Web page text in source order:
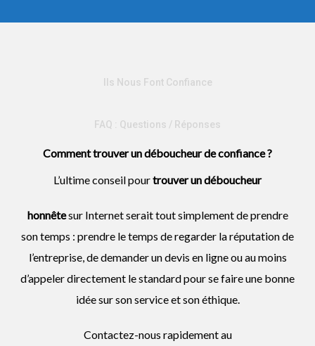
Ils Nous Font Confiance
FAQ : Questions / Réponses
Comment trouver un déboucheur de confiance ?
L’ultime conseil pourtrouver undéboucheur
honnêtesur Internet serait tout simplement de prendre
son temps : prendre le temps de regarder la réputation de
l’entreprise, de demander un devis en ligne ou au moins
d’appeler directement le standard pour se faire une bonne
idée sur son service et son éthique.
Contactez-nous rapidement au